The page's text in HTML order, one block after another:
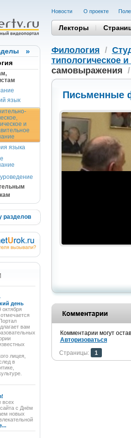
язык
и
языка
разделов
день
октября
вам
лицея,
в
всех
с Днём
новых
Новости О проекте
Лекторы
Филология /
типологическое
самовыражения /
Письменные
Комментарии могут
Авторизоваться
Страницы:
1